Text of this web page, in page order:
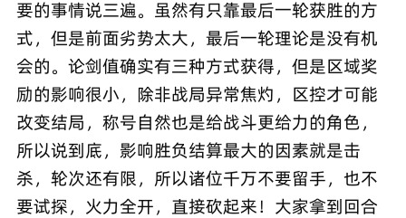
要的事情说三遍。虽然有只靠最后一轮获胜的方
式，但是前面劣势太大，最后一轮理论是没有机
会的。论剑值确实有三种方式获得，但是区域奖
励的影响很小，除非战局异常焦灼，区控才可能
改变结局，称号自然也是给战斗更给力的角色，
所以说到底，影响胜负结算最大的因素就是击
杀，轮次还有限，所以诸位千万不要留手，也不
要试探，火力全开，直接砍起来！大家拿到回合